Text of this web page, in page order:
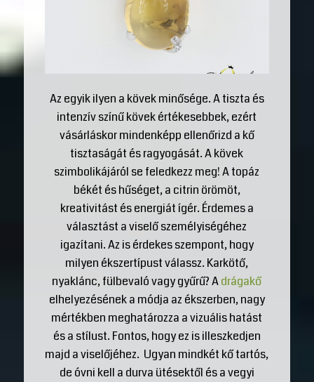
Az egyik ilyen a kövek minősége. A tiszta és
intenzív színű kövek értékesebbek, ezért
vásárláskor mindenképp ellenőrizd a kő
tisztaságát és ragyogását. A kövek
szimbolikájáról se feledkezz meg! A topáz
békét és hűséget, a citrin örömöt,
kreativitást és energiát ígér. Érdemes a
választást a viselő személyiségéhez
igazítani. Az is érdekes szempont, hogy
milyen ékszertípust válassz. Karkötő,
nyaklánc, fülbevaló vagy gyűrű? Adrágakő
elhelyezésének a módja az ékszerben, nagy
mértékben meghatározza a vizuális hatást
és a stílust. Fontos, hogy ez is illeszkedjen
majd a viselőjéhez. Ugyan mindkét kő tartós,
de óvni kell a durva ütésektől és a vegyi